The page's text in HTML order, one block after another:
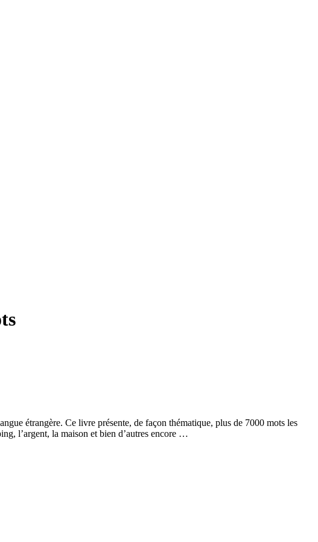
étrangère. Ce livre présente, de façon thématique, plus de 7000 mots les
l’argent, la maison et bien d’autres encore …